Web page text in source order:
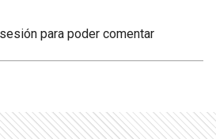
para poder comentar